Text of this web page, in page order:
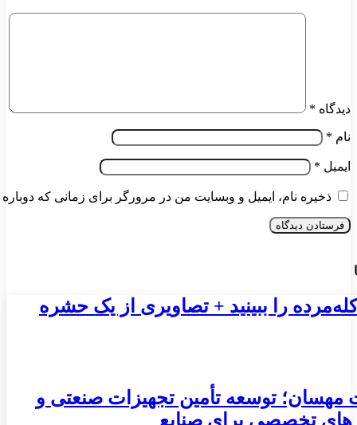
دیدگاه *
نام *
ایمیل *
ذخیره نام، ایمیل و وبسایت من در مرورگر برای زمانی که
کله‌مرده را ببینید + تصاویری از یک حشره
مهسان؛ توسعه تأمین تجهیزات صنعتی و
تخصصی برای صنایع